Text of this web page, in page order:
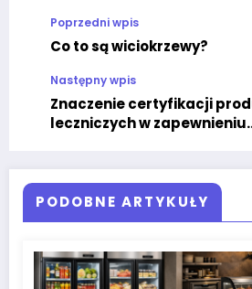
Poprzedni wpis
Co to są wiciokrzewy?
Następny wpis
Znaczenie certyfikacji
leczniczych w zapewnieniu
PODOBNE ARTYKUŁY